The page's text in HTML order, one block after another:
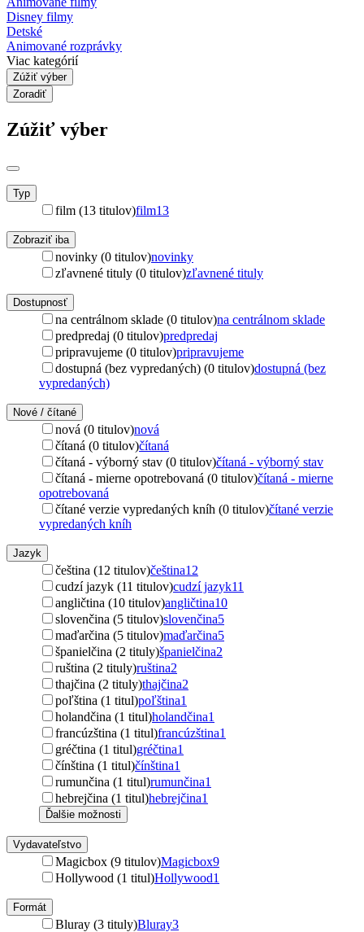
Disney filmy
Detské
Animované rozprávky
Viac kategórií
Zúžiť výber
Zoradiť
Zúžiť výber
Typ
film (13 titulov)film13
Zobraziť iba
novinky (0 titulov)novinky
zľavnené tituly (0 titulov)zľavnené tituly
Dostupnosť
na centrálnom sklade (0 titulov)na centrálnom sklade
predpredaj (0 titulov)predpredaj
pripravujeme (0 titulov)pripravujeme
dostupná (bez vypredaných) (0 titulov)dostupná (bez
vypredaných)
Nové / čítané
nová (0 titulov)nová
čítaná (0 titulov)čítaná
čítaná - výborný stav (0 titulov)čítaná - výborný stav
čítaná - mierne opotrebovaná (0 titulov)čítaná - mierne
opotrebovaná
čítané verzie vypredaných kníh (0 titulov)čítané verzie
vypredaných kníh
Jazyk
čeština (12 titulov)čeština12
cudzí jazyk (11 titulov)cudzí jazyk11
angličtina (10 titulov)angličtina10
slovenčina (5 titulov)slovenčina5
maďarčina (5 titulov)maďarčina5
španielčina (2 tituly)španielčina2
ruština (2 tituly)ruština2
thajčina (2 tituly)thajčina2
poľština (1 titul)poľština1
holandčina (1 titul)holandčina1
francúzština (1 titul)francúzština1
gréčtina (1 titul)gréčtina1
čínština (1 titul)čínština1
rumunčina (1 titul)rumunčina1
hebrejčina (1 titul)hebrejčina1
Ďalšie možnosti
Vydavateľstvo
Magicbox (9 titulov)Magicbox9
Hollywood (1 titul)Hollywood1
Formát
Bluray (3 tituly)Bluray3